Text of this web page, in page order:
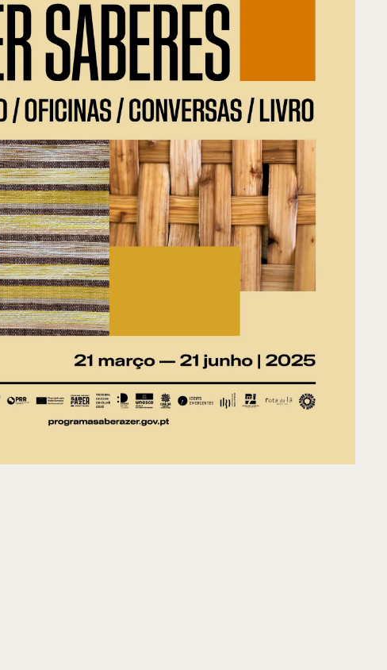
Pontos de Interesse
Sem resultados